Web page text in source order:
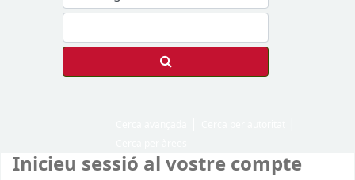
Inicieu sessió al vostre compte